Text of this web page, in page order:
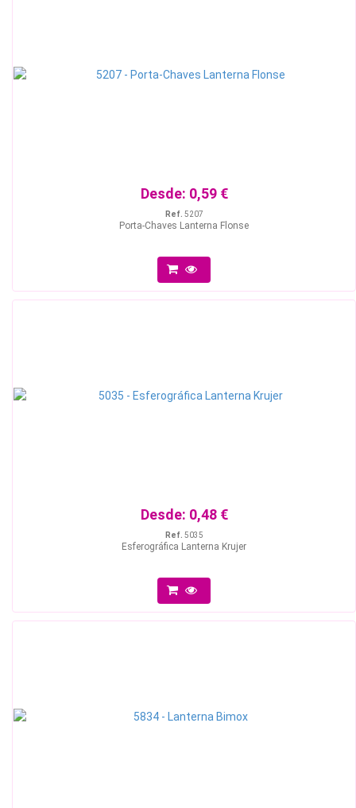
Desde: 0,59 €
Ref. 5207
Porta-Chaves Lanterna Flonse
Desde: 0,48 €
Ref. 5035
Esferográfica Lanterna Krujer